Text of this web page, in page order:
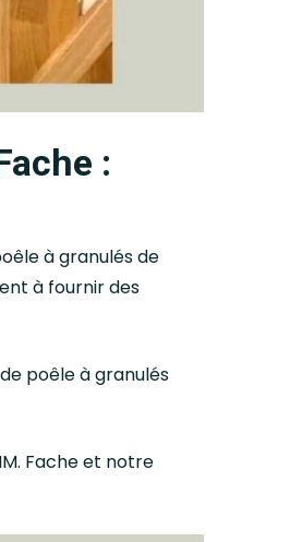
:
à granulés de
à fournir des
poêle à granulés
Fache et notre